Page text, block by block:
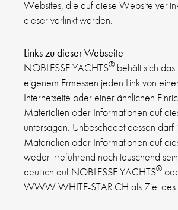
Websites, die auf diese Website
dieser verlinkt werden.
Links zu dieser Webseite
NOBLESSE YACHTS® behält sich
eigenem Ermessen jeden Link von
Internetseite oder einer ähnlichen
Materialien oder Informationen auf
untersagen. Unbeschadet dessen darf
Materialien oder Informationen auf
weder irreführend noch täuschend
deutlich auf NOBLESSE YACHTS®
WWW.WHITE-STAR.CH als Ziel des